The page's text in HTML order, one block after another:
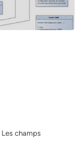
Les champs